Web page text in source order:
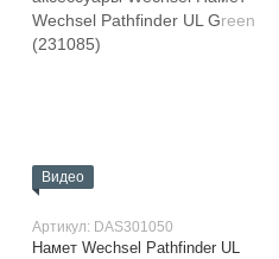
Видео
Артикул: DAS301050
Намет Wechsel Pathfinder UL